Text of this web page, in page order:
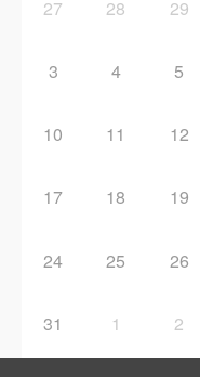
27 28 29
3 4 5
10 11 12
17 18 19
24 25 26
31 1 2